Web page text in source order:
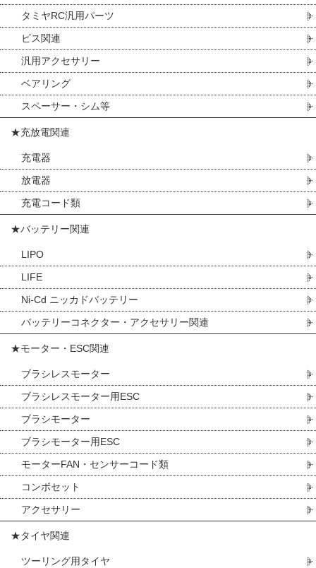
タミヤRC汎用パーツ
ビス関連
汎用アクセサリー
ベアリング
スペーサー・シム等
★充放電関連
充電器
放電器
充電コード類
★バッテリー関連
LIPO
LIFE
Ni-Cd ニッカドバッテリー
バッテリーコネクター・アクセサリー関連
★モーター・ESC関連
ブラシレスモーター
ブラシレスモーター用ESC
ブラシモーター
ブラシモーター用ESC
モーターFAN・センサーコード類
コンボセット
アクセサリー
★タイヤ関連
ツーリング用タイヤ